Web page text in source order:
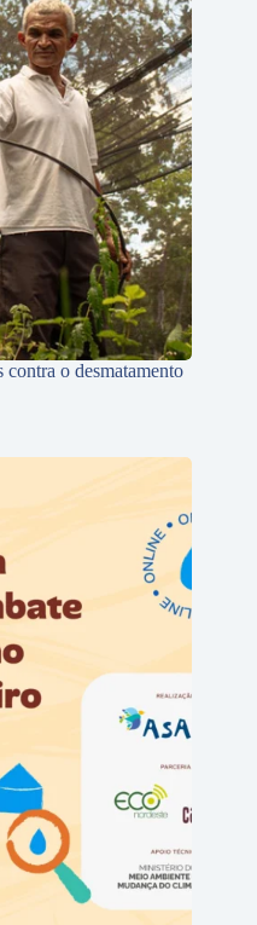
contra o desmatamento